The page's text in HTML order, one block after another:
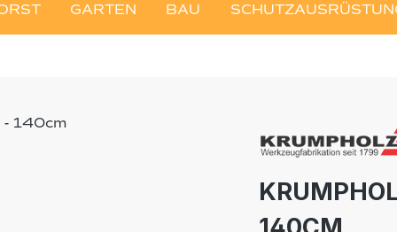
GARTEN BAU